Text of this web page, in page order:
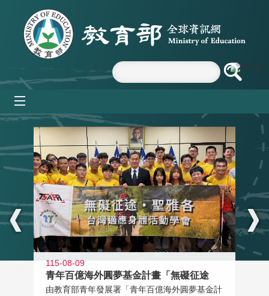
跳到主要內容區塊
:::
115-08-09
青年百億海外圓夢基金計畫「無礙征途
由教育部青年發展署「青年百億海外圓夢基金計